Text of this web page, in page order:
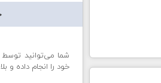
شما می‌توانید
خود را انجام داده و